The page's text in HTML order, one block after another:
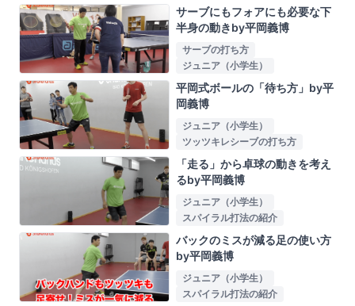
サーブにもフォアにも必要な下
半身の動きby平岡義博
サーブの打ち方
ジュニア（小学生）
平岡式ボールの「待ち方」by平
岡義博
ジュニア（小学生）
ツッツキレシーブの打ち方
「走る」から卓球の動きを考え
るby平岡義博
ジュニア（小学生）
スパイラル打法の紹介
バックのミスが減る足の使い方
by平岡義博
ジュニア（小学生）
スパイラル打法の紹介